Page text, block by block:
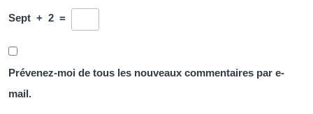
Sept + 2 =
Prévenez-moi de tous les nouveaux commentaires par e-
mail.